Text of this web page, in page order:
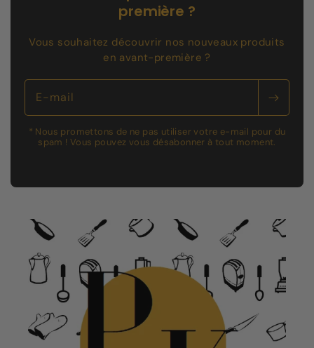
première ?
Vous souhaitez découvrir nos nouveaux produits
en avant-première ?
E-mail
* Nous promettons de ne pas utiliser votre e-mail pour du
spam ! Vous pouvez vous désabonner à tout moment.